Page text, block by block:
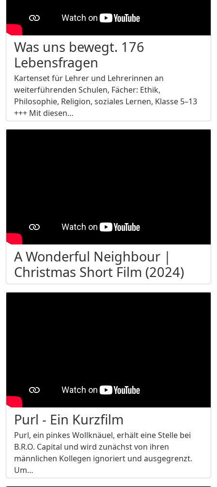
Was uns bewegt. 176
Lebensfragen
Kartenset für Lehrer und Lehrerinnen an
weiterführenden Schulen, Fächer: Ethik,
Philosophie, Religion, soziales Lernen, Klasse 5–13
+++ Mit diesen…
A Wonderful Neighbour |
Christmas Short Film (2024)
Purl - Ein Kurzfilm
Purl, ein pinkes Wollknäuel, erhält eine Stelle bei
B.R.O. Capital und wird zunächst von ihren
männlichen Kollegen ignoriert und ausgegrenzt.
Um…